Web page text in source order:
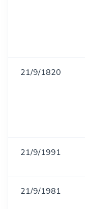
21/9/1820
21/9/1991
21/9/1981